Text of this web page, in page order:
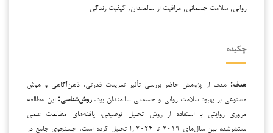
روانی, سلامت جسمانی, مراقبت از سالمندان, کیفیت زندگی
چکیده
هدف: هدف از پژوهش حاضر بررسی تأثیر تمرینات قدرتی، ذهن‌آگاهی و هوش
مصنوعی بر بهبود سلامت روانی و جسمانی سالمندان بود.روش‌شناسی:این مطالعه
مروری روایتی با استفاده از روش تحلیل توصیفی، یافته‌های مطالعات علمی
منتشرشده بین سال‌های ۲۰۱۹ تا ۲۰۲۴ را تحلیل کرده است. جستجوی جامع در